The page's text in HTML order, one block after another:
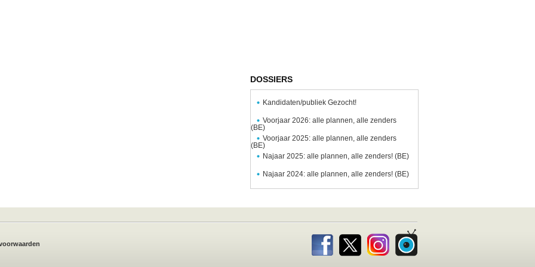
DOSSIERS
Kandidaten/publiek Gezocht!
Voorjaar 2026: alle plannen, alle zenders
(BE)
Voorjaar 2025: alle plannen, alle zenders
(BE)
Najaar 2025: alle plannen, alle zenders! (BE)
Najaar 2024: alle plannen, alle zenders! (BE)